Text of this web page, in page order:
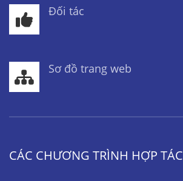
Đối tác
Sơ đồ trang web
CÁC CHƯƠNG TRÌNH HỢP TÁC